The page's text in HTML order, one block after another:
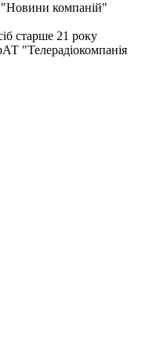
"Новини компаній"
старше 21 року
"Телерадіокомпанія